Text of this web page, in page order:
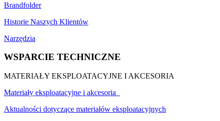
Brandfolder
Historie Naszych Klientów
Narzędzia
WSPARCIE TECHNICZNE
MATERIAŁY EKSPLOATACYJNE I AKCESORIA
Materiały eksploatacyjne i akcesoria
Aktualności dotyczące materiałów eksploatacyjnych